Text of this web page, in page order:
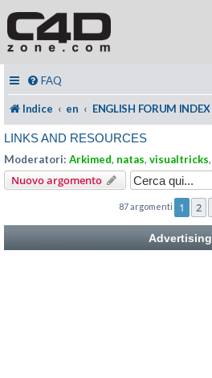
FAQ
Indice en ENGLISH FORUM INDEX
LINKS AND RESOURCES
Moderatori: Arkimed, natas, visualtricks,
Nuovo argomento
87 argomenti 1 2
Advertising